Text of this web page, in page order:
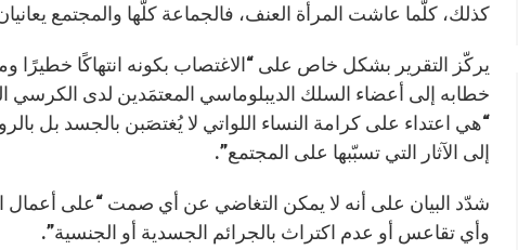
كذلك، كلّما عاشت المرأة العنف، فالجماعة كلّها والمجتمع
يركّز التقرير بشكل خاص على “الاغتصاب بكونه انتهاكًا
“هي اعتداء على كرامة النساء اللواتي لا يُغتصَبن بالجسد بل
إلى الآثار التي تسبّبها على المجتمع”.
شدّد البيان على أنه لا يمكن التغاضي عن أي صمت “على أعمال
وأي تقاعس أو عدم اكتراث بالجرائم الجسدية أو الجنسية”.